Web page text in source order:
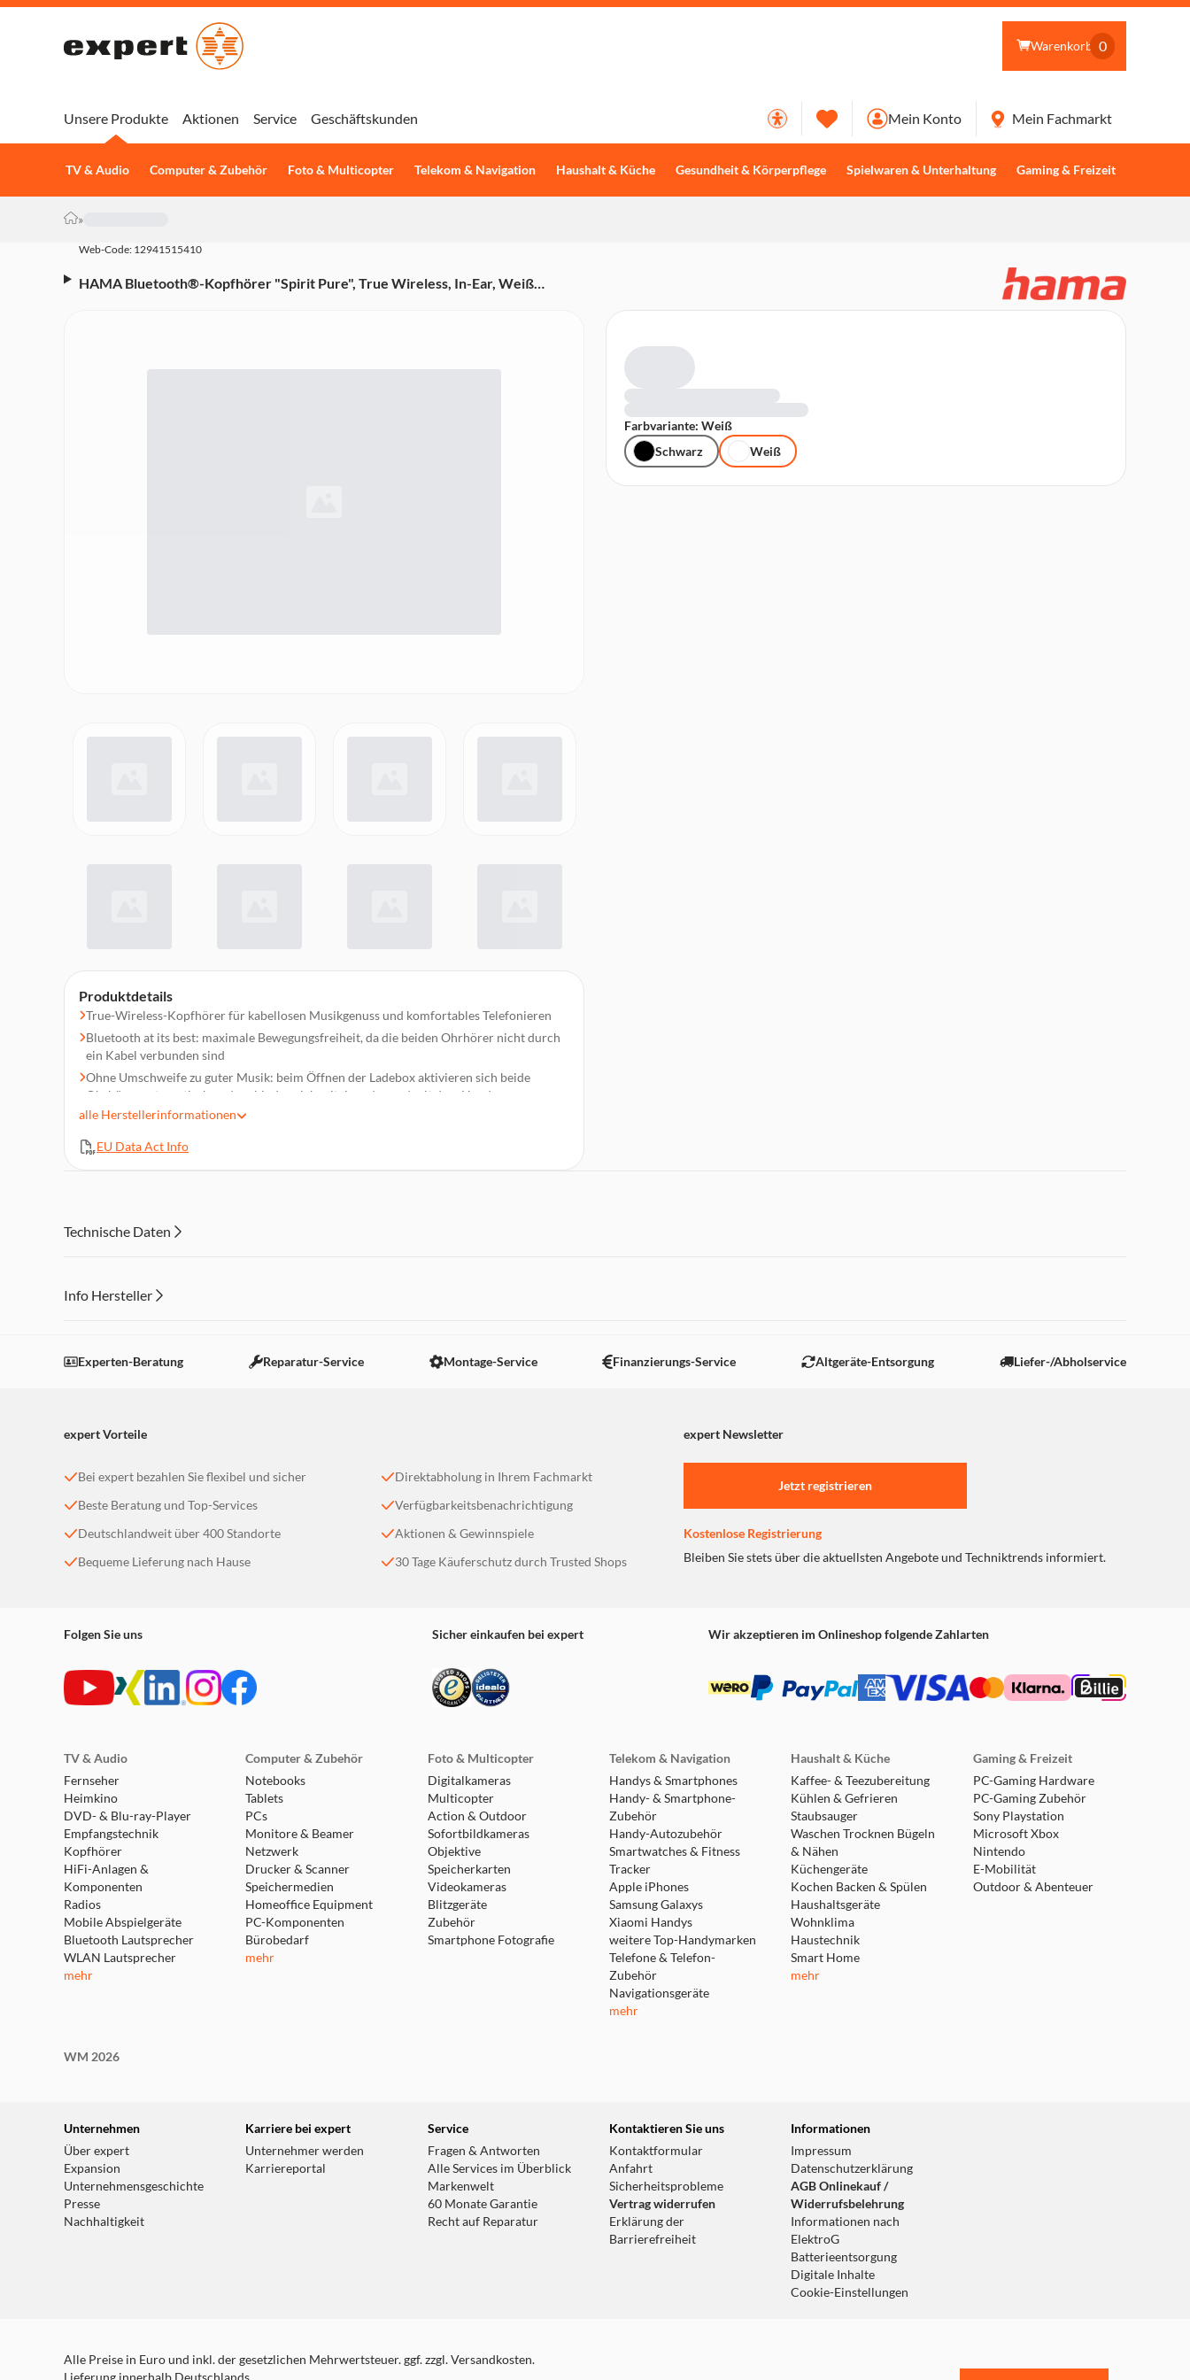
Warenkorb 0
Unsere Produkte
TV & Audio Computer & Zubehör Foto & Multicopter Telekom & Navigation Haushalt & Küche Gesundheit & Körperpflege Spielwaren & Unterhaltung Gaming & Freizeit
Aktionen Service Geschäftskunden Mein Konto Mein Fachmarkt
»
Web-Code: 12941515410
HAMA Bluetooth®-Kopfhörer "Spirit Pure", True Wireless, In-Ear, Weiß
Produktdetails
True-Wireless-Kopfhörer für kabellosen Musikgenuss und komfortables Telefonieren
Bluetooth at its best: maximale Bewegungsfreiheit, da die beiden Ohrhörer nicht durch
ein Kabel verbunden sind
Ohne Umschweife zu guter Musik: beim Öffnen der Ladebox aktivieren sich beide
Ohrhörer automatisch und verbinden sich miteinander und mit dem Handy
Spritzwassergeschützt nach IPX5 zum Schutz vor Feuchtigkeit und Schmutz
Unterstützt die vorhandenen Sprachassistenten Siri und Google Assistant
Damit verpassen Sie beim Musikhören keinen Anruf mehr
alle Herstellerinformationen
EU Data Act Info
Farbvariante: Weiß
Schwarz
Weiß
Technische Daten
Info Hersteller
Einstellungen anpassen
Experten-Beratung Reparatur-Service Montage-Service Finanzierungs-Service Altgeräte-Entsorgung Liefer-/Abholservice
expert Vorteile expert Newsletter
Bei expert bezahlen Sie flexibel und sicher
Beste Beratung und Top-Services
Deutschlandweit über 400 Standorte
Bequeme Lieferung nach Hause
Direktabholung in Ihrem Fachmarkt
Verfügbarkeitsbenachrichtigung
Aktionen & Gewinnspiele
30 Tage Käuferschutz durch Trusted Shops
Jetzt registrieren
Kostenlose Registrierung
Bleiben Sie stets über die aktuellsten Angebote und Techniktrends informiert.
Folgen Sie uns Sicher einkaufen bei expert Wir akzeptieren im Onlineshop folgende Zahlarten
TV & Audio
Fernseher
Heimkino
DVD- & Blu-ray-Player
Empfangstechnik
Kopfhörer
HiFi-Anlagen &
Komponenten
Radios
Mobile Abspielgeräte
Bluetooth Lautsprecher
WLAN Lautsprecher
mehr
Computer & Zubehör
Notebooks
Tablets
PCs
Monitore & Beamer
Netzwerk
Drucker & Scanner
Speichermedien
Homeoffice Equipment
PC-Komponenten
Bürobedarf
mehr
Foto & Multicopter
Digitalkameras
Multicopter
Action & Outdoor
Sofortbildkameras
Objektive
Speicherkarten
Videokameras
Blitzgeräte
Zubehör
Smartphone Fotografie
Telekom & Navigation
Handys & Smartphones
Handy- & Smartphone-
Zubehör
Handy-Autozubehör
Smartwatches & Fitness
Tracker
Apple iPhones
Samsung Galaxys
Xiaomi Handys
weitere Top-Handymarken
Telefone & Telefon-
Zubehör
Navigationsgeräte
mehr
Haushalt & Küche
Kaffee- & Teezubereitung
Kühlen & Gefrieren
Staubsauger
Waschen Trocknen Bügeln
& Nähen
Küchengeräte
Kochen Backen & Spülen
Haushaltsgeräte
Wohnklima
Haustechnik
Smart Home
mehr
Gaming & Freizeit
PC-Gaming Hardware
PC-Gaming Zubehör
Sony Playstation
Microsoft Xbox
Nintendo
E-Mobilität
Outdoor & Abenteuer
WM 2026
Unternehmen
Über expert
Expansion
Unternehmensgeschichte
Presse
Nachhaltigkeit
Karriere bei expert
Unternehmer werden
Karriereportal
Service
Fragen & Antworten
Alle Services im Überblick
Markenwelt
60 Monate Garantie
Recht auf Reparatur
Kontaktieren Sie uns
Kontaktformular
Anfahrt
Sicherheitsprobleme
Vertrag widerrufen
Erklärung der
Barrierefreiheit
Informationen
Impressum
Datenschutzerklärung
AGB Onlinekauf /
Widerrufsbelehrung
Informationen nach
ElektroG
Batterieentsorgung
Digitale Inhalte
Cookie-Einstellungen
Alle Preise in Euro und inkl. der gesetzlichen Mehrwertsteuer. ggf. zzgl. Versandkosten.
Lieferung innerhalb Deutschlands.